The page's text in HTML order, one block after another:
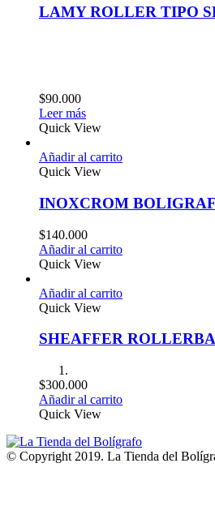
LAMY ROLLER TIPO
$90.000
Leer más
Quick View
Añadir al carrito
Quick View
INOXCROM
$140.000
Añadir al carrito
Quick View
Añadir al carrito
Quick View
SHEAFFER
$300.000
Añadir al carrito
Quick View
© Copyright 2019. La Tienda del